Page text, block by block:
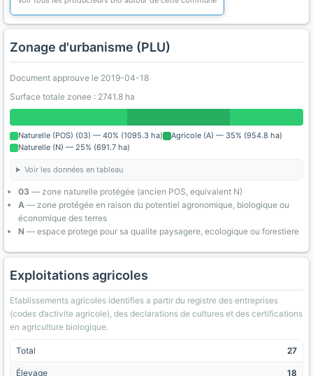
Zonage d'urbanisme (PLU)
Document approuve le 2019-04-18
Surface totale zonee : 2741.8 ha
Naturelle (POS) (03) — 40% (1095.3 ha)
Agricole (A) — 35% (954.8 ha)
Naturelle (N) — 25% (691.7 ha)
Voir les données en tableau
03 — zone naturelle protégée (ancien POS, equivalent N)
A — zone protégée en raison du potentiel agronomique, biologique ou
économique des terres
N — espace protege pour sa qualite paysagere, ecologique ou forestiere
Exploitations agricoles
Etablissements agricoles identifies a partir du registre des entreprises
(codes d’activite agricole), des declarations de cultures et des certifications
en agriculture biologique.
Total 27
Élevage 18